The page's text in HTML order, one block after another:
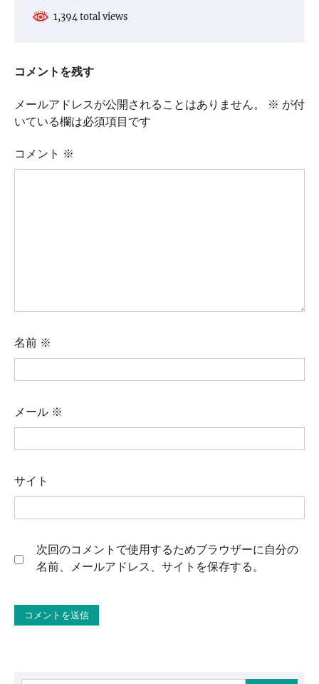
1,394 total views
コメントを残す
メールアドレスが公開されることはありません。 ※ が付
いている欄は必須項目です
コメント ※
名前 ※
メール ※
サイト
次回のコメントで使用するためブラウザーに自分の
名前、メールアドレス、サイトを保存する。